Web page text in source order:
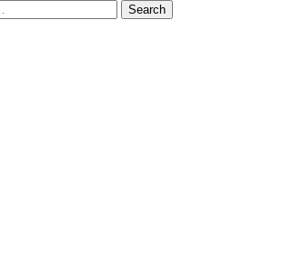
Search